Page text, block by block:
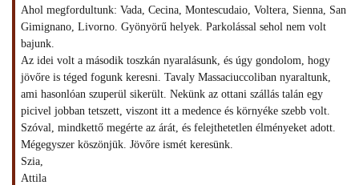
Ahol megfordultunk: Vada, Cecina, Montescudaio, Voltera, Sienna, San
Gimignano, Livorno. Gyönyörű helyek. Parkolással sehol nem volt
bajunk.
Az idei volt a második toszkán nyaralásunk, és úgy gondolom, hogy
jövőre is téged fogunk keresni. Tavaly Massaciuccoliban nyaraltunk,
ami hasonlóan szuperül sikerült. Nekünk az ottani szállás talán egy
picivel jobban tetszett, viszont itt a medence és környéke szebb volt.
Szóval, mindkettő megérte az árát, és felejthetetlen élményeket adott.
Mégegyszer köszönjük. Jövőre ismét keresünk.
Szia,
Attila